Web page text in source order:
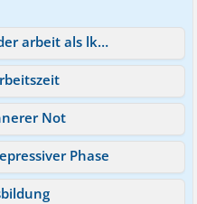
Angst und panik während der arbeit als lkw fahrer
Not
Phase